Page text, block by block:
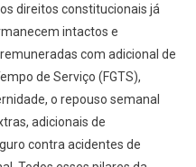
direitos constitucionais já
intactos e
com adicional de
de Serviço (FGTS),
o repouso semanal
adicionais de
contra acidentes de